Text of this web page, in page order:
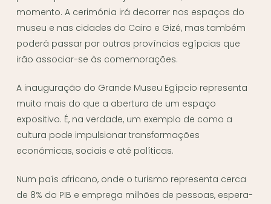
momento. A cerimónia irá decorrer nos espaços do
museu e nas cidades do Cairo e Gizé, mas também
poderá passar por outras províncias egípcias que
irão associar-se às comemorações.
A inauguração do Grande Museu Egípcio representa
muito mais do que a abertura de um espaço
expositivo. É, na verdade, um exemplo de como a
cultura pode impulsionar transformações
económicas, sociais e até políticas.
Num país africano, onde o turismo representa cerca
de 8% do PIB e emprega milhões de pessoas, espera-